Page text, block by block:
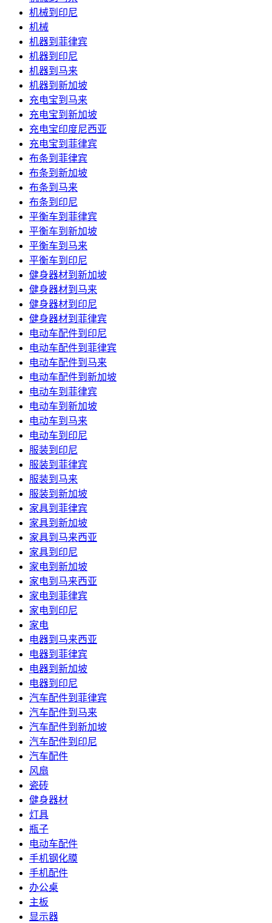
机械到印尼
机械
机器到菲律宾
机器到印尼
机器到马来
机器到新加坡
充电宝到马来
充电宝到新加坡
充电宝印度尼西亚
充电宝到菲律宾
布条到菲律宾
布条到新加坡
布条到马来
布条到印尼
平衡车到菲律宾
平衡车到新加坡
平衡车到马来
平衡车到印尼
健身器材到新加坡
健身器材到马来
健身器材到印尼
健身器材到菲律宾
电动车配件到印尼
电动车配件到菲律宾
电动车配件到马来
电动车配件到新加坡
电动车到菲律宾
电动车到新加坡
电动车到马来
电动车到印尼
服装到印尼
服装到菲律宾
服装到马来
服装到新加坡
家具到菲律宾
家具到新加坡
家具到马来西亚
家具到印尼
家电到新加坡
家电到马来西亚
家电到菲律宾
家电到印尼
家电
电器到马来西亚
电器到菲律宾
电器到新加坡
电器到印尼
汽车配件到菲律宾
汽车配件到马来
汽车配件到新加坡
汽车配件到印尼
汽车配件
风扇
瓷砖
健身器材
灯具
瓶子
电动车配件
手机钢化膜
手机配件
办公桌
主板
显示器